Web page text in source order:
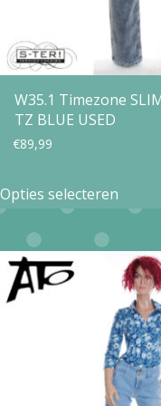
W35.1 Timezone
TZ BLUE USED
€89,99
Opties selecteren
product
Deze
optie
kan